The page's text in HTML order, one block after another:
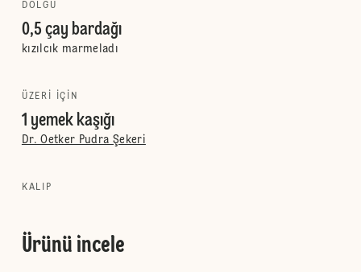
DOLGU
0,5 çay bardağı
kızılcık marmeladı
ÜZERI IÇIN
1 yemek kaşığı
Dr. Oetker Pudra Şekeri
KALIP
Ürünü incele